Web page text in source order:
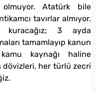
olmuyor. Atatürk bile
tavırlar almıyor.
kuracağız; 3 ayda
tamamlayıp kanun
kaynağı haline
dövizleri, her türlü zecri